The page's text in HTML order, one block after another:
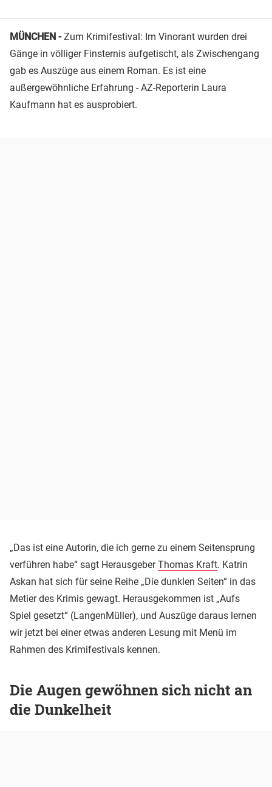
MÜNCHEN -Zum Krimifestival: Im Vinorant wurden drei
Gänge in völliger Finsternis aufgetischt, als Zwischengang
gab es Auszüge aus einem Roman. Es ist eine
außergewöhnliche Erfahrung - AZ-Reporterin Laura
Kaufmann hat es ausprobiert.
„Das ist eine Autorin, die ich gerne zu einem Seitensprung
verführen habe“ sagt HerausgeberThomas Kraft. Katrin
Askan hat sich für seine Reihe „Die dunklen Seiten“ in das
Metier des Krimis gewagt. Herausgekommen ist „Aufs
Spiel gesetzt“ (LangenMüller), und Auszüge daraus lernen
wir jetzt bei einer etwas anderen Lesung mit Menü im
Rahmen des Krimifestivals kennen.
Die Augen gewöhnen sich nicht an
die Dunkelheit